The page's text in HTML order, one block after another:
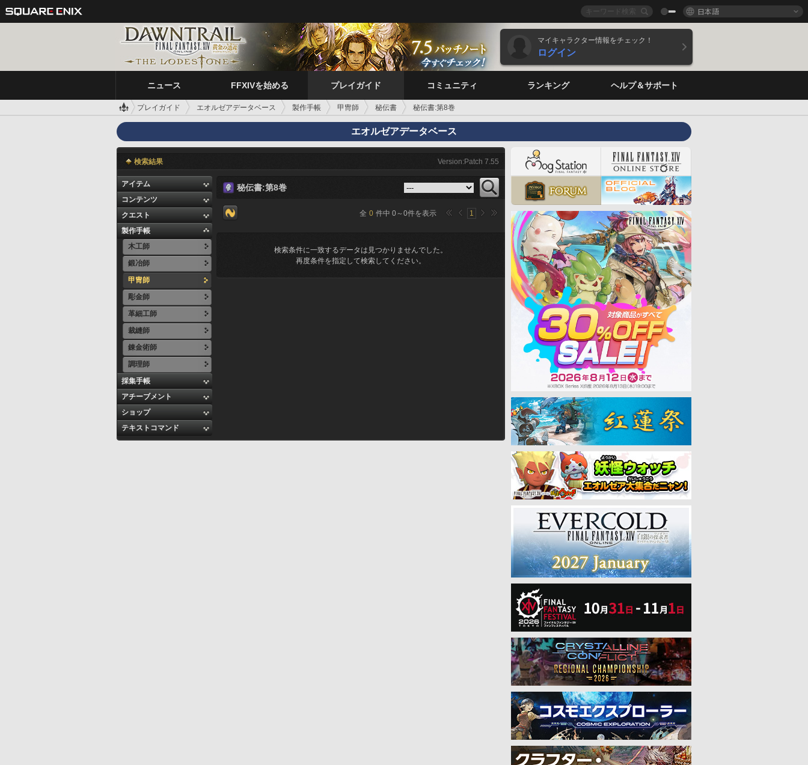
日本語
マイキャラクター情報をチェック！
ログイン
ニュース FFXIVを始める プレイガイド コミュニティ ランキング ヘルプ＆サポート
プレイガイド エオルゼアデータベース 製作手帳 甲冑師 秘伝書 秘伝書:第8巻
エオルゼアデータベース
検索結果 Version:Patch 7.55
アイテム
コンテンツ
クエスト
製作手帳
木工師
鍛冶師
甲冑師
彫金師
革細工師
裁縫師
錬金術師
調理師
採集手帳
アチーブメント
ショップ
テキストコマンド
秘伝書:第8巻
全 0 件中 0～0件を表示 1
検索条件に一致するデータは見つかりませんでした。
再度条件を指定して検索してください。